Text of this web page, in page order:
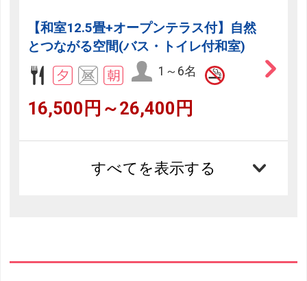
【和室12.5畳+オープンテラス付】自然
とつながる空間(バス・トイレ付和室)
1～6名
16,500円～26,400円
すべてを表示する